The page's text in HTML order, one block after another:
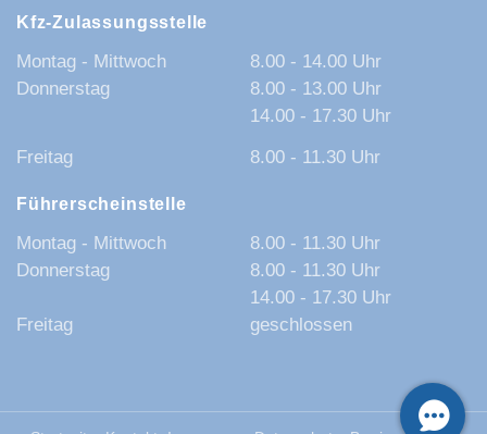
Kfz-Zulassungsstelle
Montag - Mittwoch
8.00 - 14.00 Uhr
Donnerstag
8.00 - 13.00 Uhr
14.00 - 17.30 Uhr
Freitag
8.00 - 11.30 Uhr
Führerscheinstelle
Montag - Mittwoch
8.00 - 11.30 Uhr
Donnerstag
8.00 - 11.30 Uhr
14.00 - 17.30 Uhr
Freitag
geschlossen